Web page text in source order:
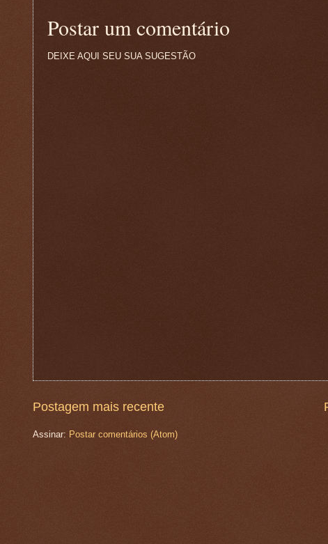
Postar um comentário
DEIXE AQUI SEU SUA SUGESTÃO
Postagem mais recente
Assinar: Postar comentários (Atom)